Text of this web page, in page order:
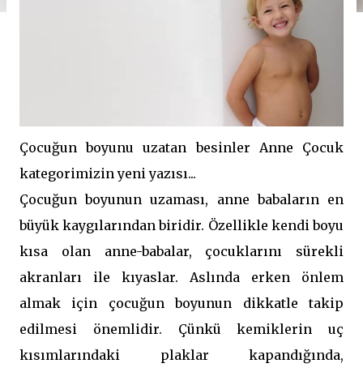
Çocuğun boyunu uzatan besinler Anne Çocuk
kategorimizin yeni yazısı...
Çocuğun boyunun uzaması, anne babaların en
büyük kaygılarından biridir. Özellikle kendi boyu
kısa olan anne-babalar, çocuklarını sürekli
akranları ile kıyaslar. Aslında erken önlem
almak için çocuğun boyunun dikkatle takip
edilmesi önemlidir. Çünkü kemiklerin uç
kısımlarındaki plaklar kapandığında,